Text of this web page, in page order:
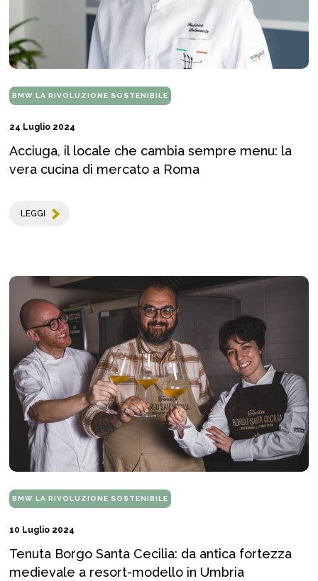
BMW LA RIVOLUZIONE SOSTENIBILE
24 Luglio 2024
Acciuga, il locale che cambia sempre menu: la
vera cucina di mercato a Roma
LEGGI
BMW LA RIVOLUZIONE SOSTENIBILE
10 Luglio 2024
Tenuta Borgo Santa Cecilia: da antica fortezza
medievale a resort-modello in Umbria